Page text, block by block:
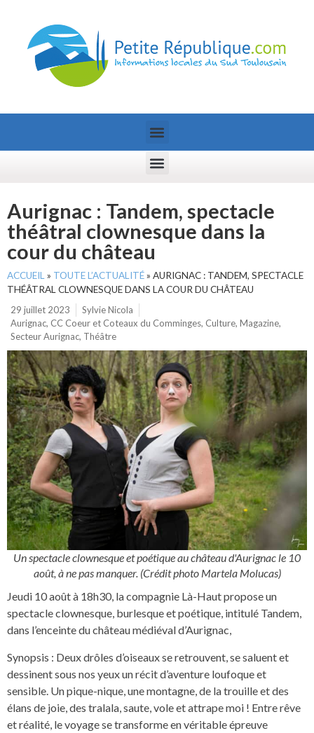
Aurignac : Tandem, spectacle
théâtral clownesque dans la
cour du château
ACCUEIL » TOUTE L’ACTUALITÉ» AURIGNAC : TANDEM, SPECTACLE
THÉÂTRAL CLOWNESQUE DANS LA COUR DU CHÂTEAU
29 juillet 2023
Sylvie Nicola
Aurignac, CC Coeur et Coteaux du Comminges, Culture, Magazine,
Secteur Aurignac, Théâtre
Un spectacle clownesque et poétique au château d'Aurignac le 10
août, à ne pas manquer. (Crédit photo Martela Molucas)
Jeudi 10 août à 18h30, la compagnie Là-Haut propose un
spectacle clownesque, burlesque et poétique, intitulé Tandem,
dans l’enceinte du château médiéval d’Aurignac,
Synopsis : Deux drôles d’oiseaux se retrouvent, se saluent et
dessinent sous nos yeux un récit d’aventure loufoque et
sensible. Un pique-nique, une montagne, de la trouille et des
élans de joie, des tralala, saute, vole et attrape moi ! Entre rêve
et réalité, le voyage se transforme en véritable épreuve